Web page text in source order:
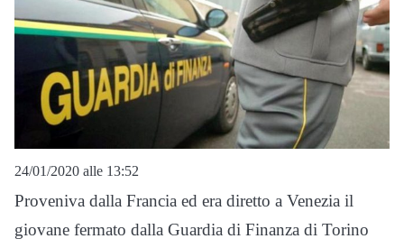
24/01/2020 alle 13:52
Proveniva dalla Francia ed era diretto a Venezia il
giovane fermato dalla Guardia di Finanza di Torino